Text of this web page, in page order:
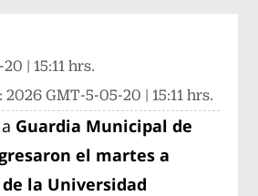
| 15:11 hrs.
2026 GMT-5-05-20 | 15:11 hrs.
Guardia Municipal de
el martes a
la Universidad